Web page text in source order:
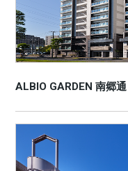
ALBIO GARDEN 南郷通